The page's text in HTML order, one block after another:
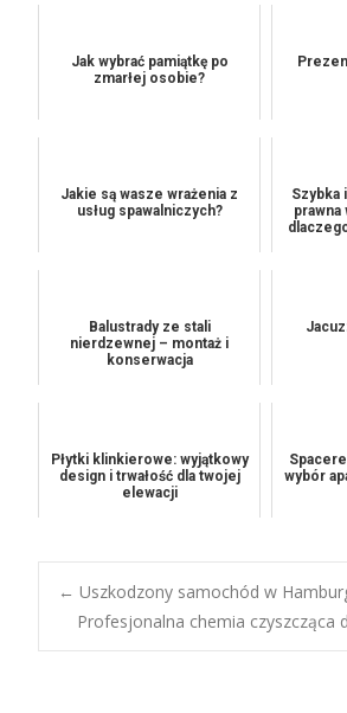
Jak wybrać pamiątkę po
zmarłej osobie?
Jakie są wasze wrażenia z
usług spawalniczych?
Szybka
Balustrady ze stali
nierdzewnej – montaż i
konserwacja
Płytki klinkierowe: wyjątkowy
design i trwałość dla twojej
elewacji
wybór
Post
← Uszkodzony samochód w
Profesjonalna chemia czyszcząca